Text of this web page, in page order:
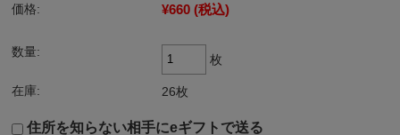
価格: ¥660 (税込)
数量:
枚
在庫: 26枚
住所を知らない相手にeギフトで送る